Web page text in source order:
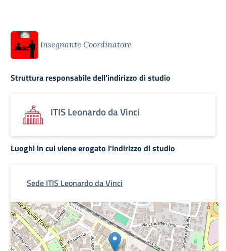
Insegnante Coordinatore
Struttura responsabile dell'indirizzo di studio
ITIS Leonardo da Vinci
Luoghi in cui viene erogato l'indirizzo di studio
Sede ITIS Leonardo da Vinci